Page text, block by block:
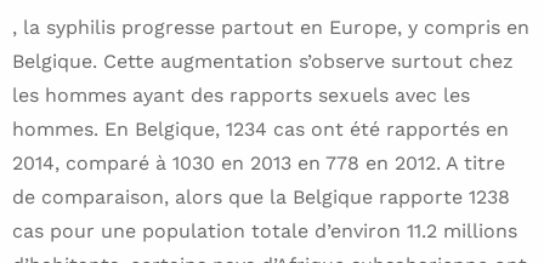
, la syphilis progresse partout en Europe, y compris en
Belgique. Cette augmentation s’observe surtout chez
les hommes ayant des rapports sexuels avec les
hommes. En Belgique, 1234 cas ont été rapportés en
2014, comparé à 1030 en 2013 en 778 en 2012. A titre
de comparaison, alors que la Belgique rapporte 1238
cas pour une population totale d’environ 11.2 millions